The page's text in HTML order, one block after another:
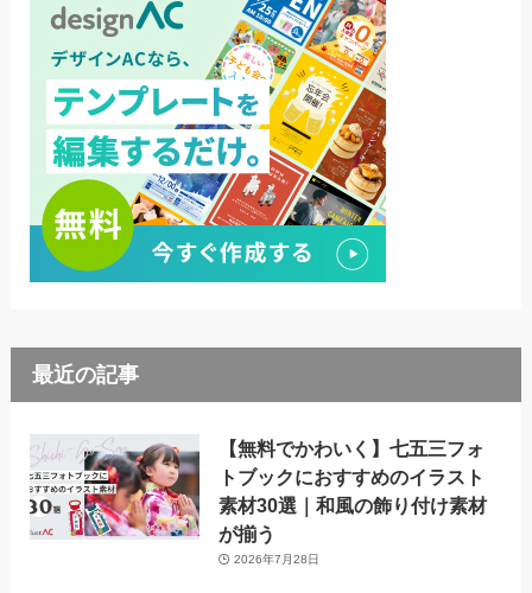
最近の記事
【無料でかわいく】七五三フォ
トブックにおすすめのイラスト
素材30選｜和風の飾り付け素材
が揃う
2026年7月28日